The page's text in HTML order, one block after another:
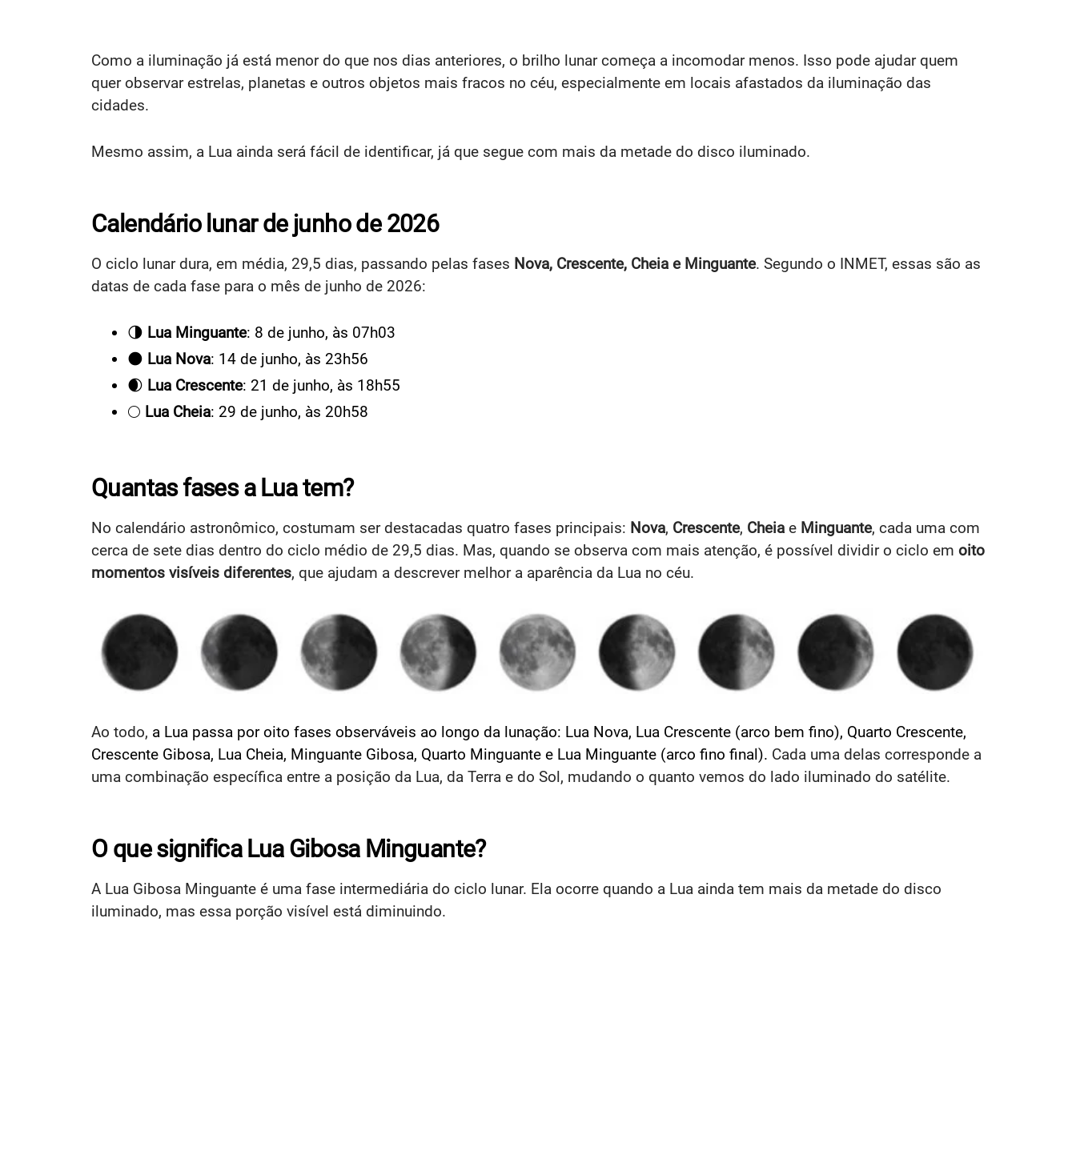
Como a iluminação já está menor do que nos dias anteriores, o brilho lunar começa a incomodar menos. Isso pode ajudar quem
quer observar estrelas, planetas e outros objetos mais fracos no céu, especialmente em locais afastados da iluminação das
cidades.
Mesmo assim, a Lua ainda será fácil de identificar, já que segue com mais da metade do disco iluminado.
Calendário lunar de junho de 2026
O ciclo lunar dura, em média, 29,5 dias, passando pelas fases Nova, Crescente, Cheia e Minguante. Segundo o INMET, essas são as
datas de cada fase para o mês de junho de 2026:
🌗 Lua Minguante: 8 de junho, às 07h03
🌑 Lua Nova: 14 de junho, às 23h56
🌒 Lua Crescente: 21 de junho, às 18h55
🌕 Lua Cheia: 29 de junho, às 20h58
Quantas fases a Lua tem?
No calendário astronômico, costumam ser destacadas quatro fases principais: Nova, Crescente, Cheia e Minguante, cada uma com
cerca de sete dias dentro do ciclo médio de 29,5 dias. Mas, quando se observa com mais atenção, é possível dividir o ciclo em oito
momentos visíveis diferentes, que ajudam a descrever melhor a aparência da Lua no céu.​
Ao todo, a Lua passa por oito fases observáveis ao longo da lunação: Lua Nova, Lua Crescente (arco bem fino), Quarto Crescente,
Crescente Gibosa, Lua Cheia, Minguante Gibosa, Quarto Minguante e Lua Minguante (arco fino final). Cada uma delas corresponde a
uma combinação específica entre a posição da Lua, da Terra e do Sol, mudando o quanto vemos do lado iluminado do satélite.
O que significa Lua Gibosa Minguante?
A Lua Gibosa Minguante é uma fase intermediária do ciclo lunar. Ela ocorre quando a Lua ainda tem mais da metade do disco
iluminado, mas essa porção visível está diminuindo.